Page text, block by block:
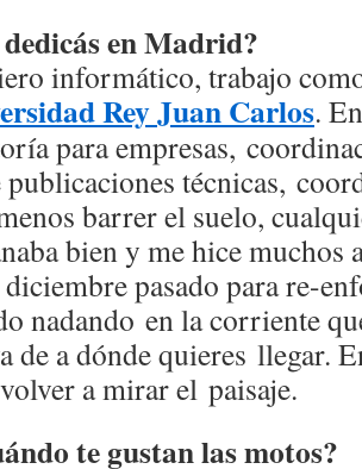
en Madrid?
informático, trabajo
Rey Juan Carlos.
para empresas,
técnicas,
barrer el suelo,
bien y me hice muchos
pasado para re-
nadando en la corriente
de a dónde quieres llegar.
a mirar el paisaje.
te gustan las motos?